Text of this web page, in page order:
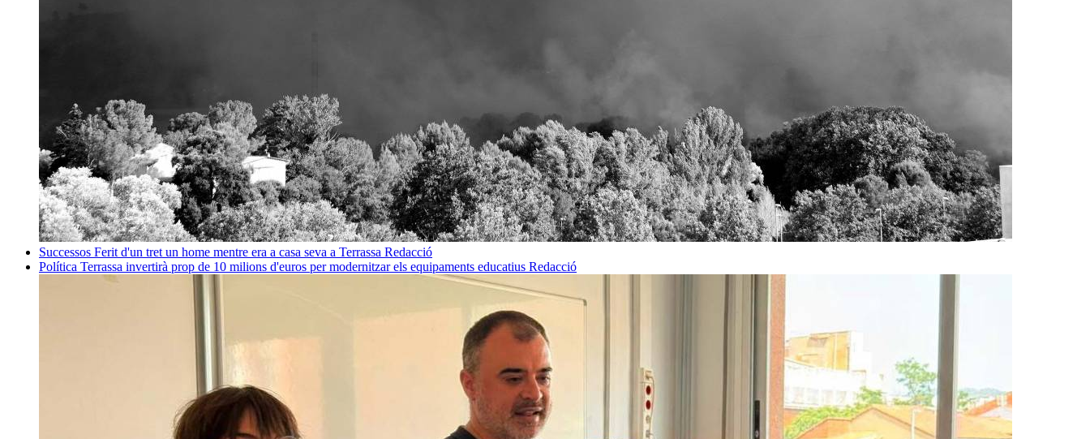
Successos Ferit d'un tret un home mentre era a casa seva a Terrassa Redacció
Política Terrassa invertirà prop de 10 milions d'euros per modernitzar els equipaments educatius Redacció